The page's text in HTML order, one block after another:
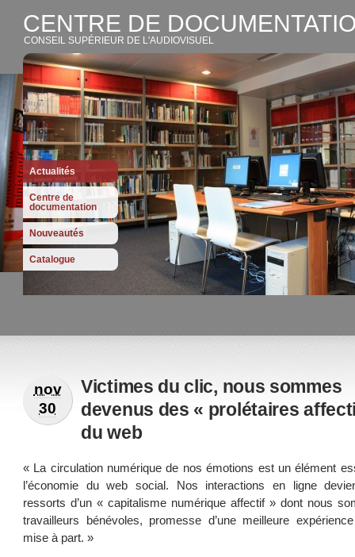
CENTRE DE
CONSEIL SUPÉRIEUR DE L'AUDIOVISUEL
Actualités
Centre de
documentation
Nouveautés
Catalogue
nov
30
Victimes du clic, nous sommes
devenus des « prolétaires
du web
« La circulation numérique de nos émotions est un élément
l’économie du web social. Nos interactions en ligne
ressorts d’un « capitalisme numérique affectif » dont nous
travailleurs bénévoles, promesse d’une meilleure
mise à part. »